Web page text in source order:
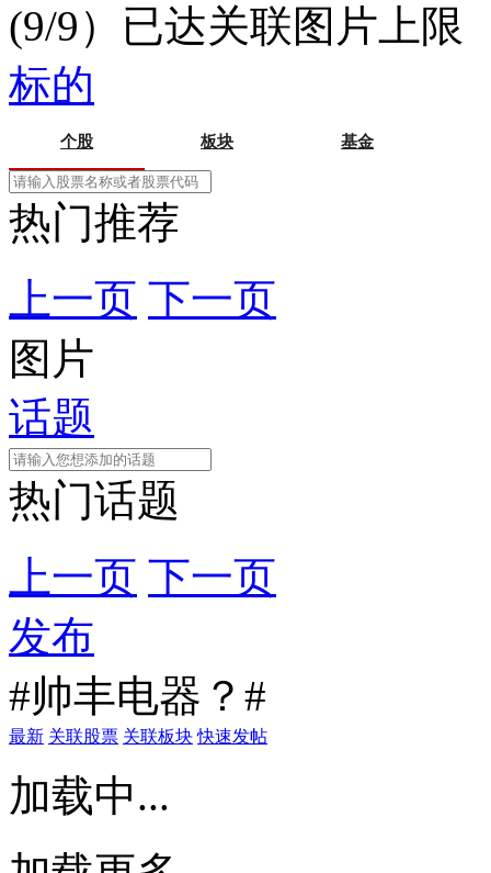
(9/9）已达关联图片上限
标的
个股 板块 基金
热门推荐
上一页 下一页
图片
话题
热门话题
上一页 下一页
发布
#帅丰电器？#
最新 关联股票 关联板块 快速发帖
加载中...